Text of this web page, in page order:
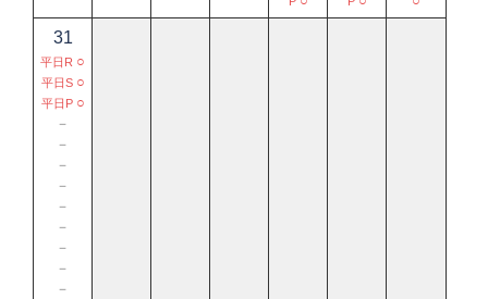
31
平日R ○
平日S ○
平日P ○
－
－
－
－
－
－
－
－
－